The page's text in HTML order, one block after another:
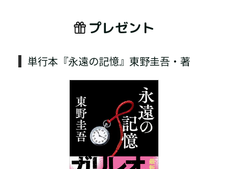
プレゼント
単行本『永遠の記憶』東野圭吾・著